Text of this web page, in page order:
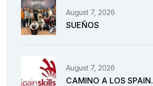
August 7, 2026
SUEÑOS
August 7, 2026
CAMINO A LOS SPAIN.